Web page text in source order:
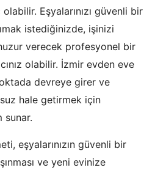
Eşyalarınızı güvenli bir
istediğinizde, işinizi
verecek profesyonel bir
olabilir. İzmir evden eve
devreye girer ve
hale getirmek için
sunar.
eşyalarınızın güvenli bir
ve yeni evinize